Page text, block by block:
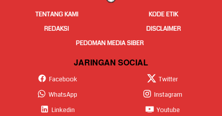
TENTANG KAMI
KODE ETIK
REDAKSI
DISCLAIMER
PEDOMAN MEDIA SIBER
JARINGAN SOCIAL
Facebook
Twitter
WhatsApp
Instagram
Linkedin
Youtube